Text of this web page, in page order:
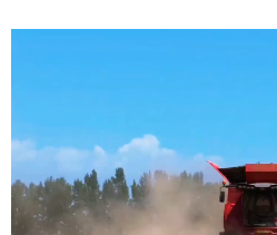
云游新疆 云端悦读
地方频道
北京